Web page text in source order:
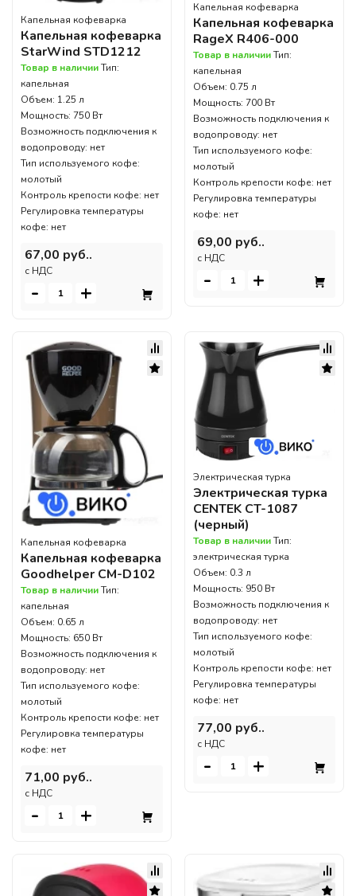
Капельная кофеварка
Капельная кофеварка
StarWind STD1212
Товар в наличииТип:
капельная
Объем: 1.25 л
Мощность: 750 Вт
Возможность подключения к
водопроводу: нет
Тип используемого кофе:
молотый
Контроль крепости кофе: нет
Регулировка температуры
кофе: нет
67,00 руб..
c НДС
- +
Капельная кофеварка
Капельная кофеварка
RageX R406-000
Товар в наличииТип:
капельная
Объем: 0.75 л
Мощность: 700 Вт
Возможность подключения к
водопроводу: нет
Тип используемого кофе:
молотый
Контроль крепости кофе: нет
Регулировка температуры
кофе: нет
69,00 руб..
c НДС
- +
Капельная кофеварка
Капельная кофеварка
Goodhelper CM-D102
Товар в наличииТип:
капельная
Объем: 0.65 л
Мощность: 650 Вт
Возможность подключения к
водопроводу: нет
Тип используемого кофе:
молотый
Контроль крепости кофе: нет
Регулировка температуры
кофе: нет
71,00 руб..
c НДС
- +
Электрическая турка
Электрическая турка
CENTEK CT-1087
(черный)
Товар в наличииТип:
электрическая турка
Объем: 0.3 л
Мощность: 950 Вт
Возможность подключения к
водопроводу: нет
Тип используемого кофе:
молотый
Контроль крепости кофе: нет
Регулировка температуры
кофе: нет
77,00 руб..
c НДС
- +